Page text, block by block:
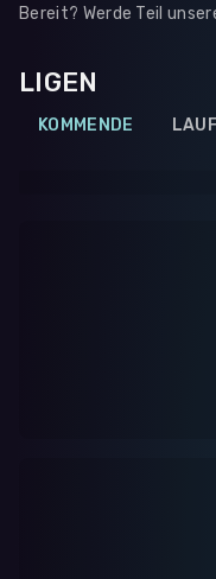
Bereit? Werde Teil
LIGEN
KOMMENDE